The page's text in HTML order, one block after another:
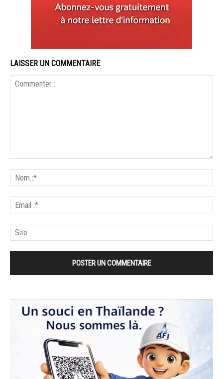
LAISSER UN COMMENTAIRE